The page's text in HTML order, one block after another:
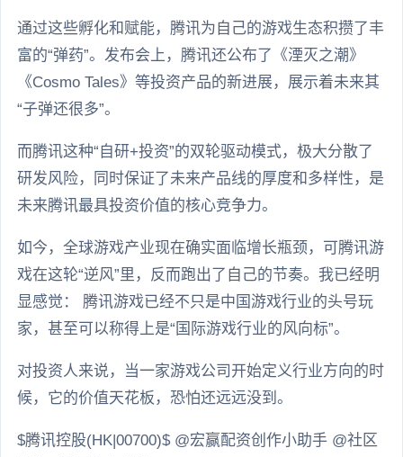
通过这些孵化和赋能，腾讯为自己的游戏生态积攒了丰
富的“弹药”。发布会上，腾讯还公布了《湮灭之潮》
《Cosmo Tales》等投资产品的新进展，展示着未来其
“子弹还很多”。
而腾讯这种“自研+投资”的双轮驱动模式，极大分散了
研发风险，同时保证了未来产品线的厚度和多样性，是
未来腾讯最具投资价值的核心竞争力。
如今，全球游戏产业现在确实面临增长瓶颈，可腾讯游
戏在这轮“逆风”里，反而跑出了自己的节奏。我已经明
显感觉： 腾讯游戏已经不只是中国游戏行业的头号玩
家，甚至可以称得上是“国际游戏行业的风向标”。
对投资人来说，当一家游戏公司开始定义行业方向的时
候，它的价值天花板，恐怕还远远没到。
$腾讯控股(HK|00700)$ @宏赢配资创作小助手 @社区